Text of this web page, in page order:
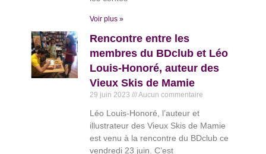
Voir plus »
Rencontre entre les
membres du BDclub et Léo
Louis-Honoré, auteur des
Vieux Skis de Mamie
29 juin 2023 Aucun commentaire
Léo Louis-Honoré, l’auteur et
illustrateur des Vieux Skis de Mamie
est venu à la rencontre du BDclub ce
vendredi 23 juin. C’est